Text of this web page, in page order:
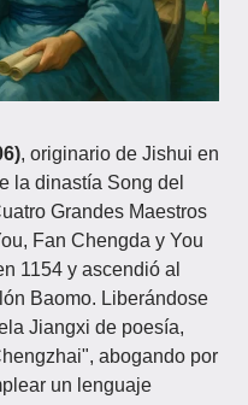
, originario de Jishui en
la dinastía Song del
Grandes Maestros
Fan Chengda y You
1154 y ascendió al
Baomo. Liberándose
Jiangxi de poesía,
abogando por
un lenguaje